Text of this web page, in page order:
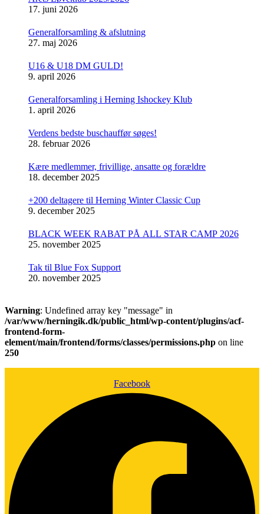
17. juni 2026
Generalforsamling & afslutning
27. maj 2026
U16 & U18 DM GULD!
9. april 2026
Generalforsamling i Herning Ishockey Klub
1. april 2026
Verdens bedste buschauffør søges!
28. februar 2026
Kære medlemmer, frivillige, ansatte og forældre
18. december 2025
+200 deltagere til Herning Winter Classic Cup
9. december 2025
BLACK WEEK RABAT PÅ ALL STAR CAMP 2026
25. november 2025
Tak til Blue Fox Support
20. november 2025
Warning: Undefined array key "message" in
/var/www/herningik.dk/public_html/wp-content/plugins/acf-
frontend-form-
element/main/frontend/forms/classes/permissions.php on line
250
Facebook